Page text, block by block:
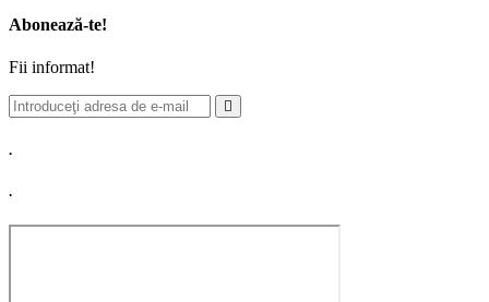
Abonează-te!
Fii informat!
.
.